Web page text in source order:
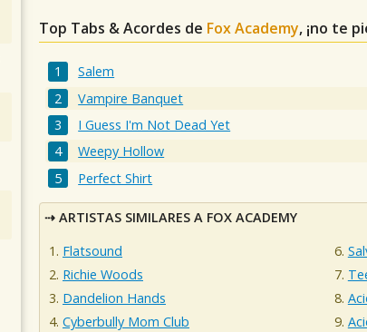
Top Tabs & Acordes de Fox Academy, ¡no te
Salem
Vampire Banquet
I Guess I'm Not Dead Yet
Weepy Hollow
Perfect Shirt
ARTISTAS SIMILARES A FOX ACADEMY
Flatsound
Richie Woods
Dandelion Hands
Cyberbully Mom Club